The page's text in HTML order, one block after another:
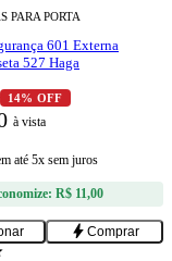
PARA PORTA
601 Externa
527 Haga
14% OFF
à vista
até 5x sem juros
R$ 11,00
bolt Comprar